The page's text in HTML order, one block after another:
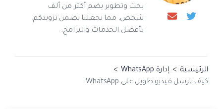
بحث وتطوير يضم أكثر من ألف
شخص. مما يجعلنا نضمن تزويدكم
بأفضل الخدمات والبرامج.
الرئيسية > إدارة WhatsApp
>
كيف ترسل فيديو طويل على WhatsApp